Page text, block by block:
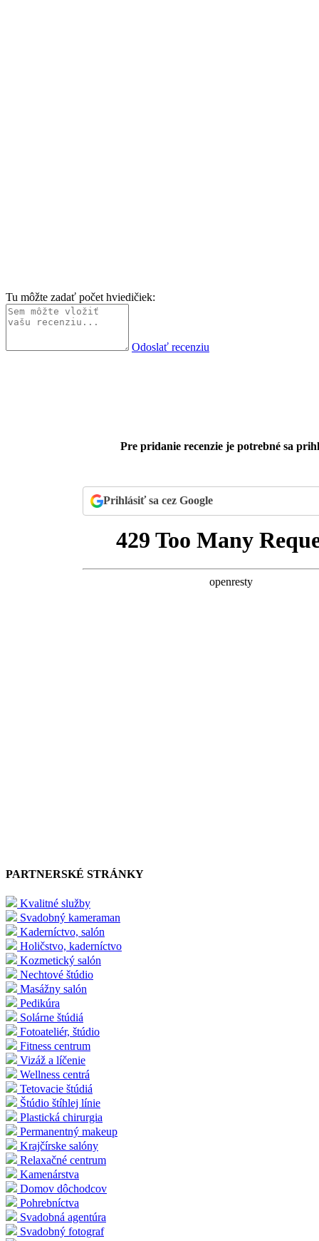
Tu môžte zadať počet hviedičiek:
Odoslať recenziu
Pre pridanie recenzie je potrebné sa
Prihlásiť sa cez Google
PARTNERSKÉ STRÁNKY
Kvalitné služby
Svadobný kameraman
Kaderníctvo, salón
Holičstvo, kaderníctvo
Kozmetický salón
Nechtové štúdio
Masážny salón
Pedikúra
Solárne štúdiá
Fotoateliér, štúdio
Fitness centrum
Vizáž a líčenie
Wellness centrá
Tetovacie štúdiá
Štúdio štíhlej línie
Plastická chirurgia
Permanentný makeup
Krajčírske salóny
Relaxačné centrum
Kamenárstva
Domov dôchodcov
Pohrebníctva
Svadobná agentúra
Svadobný fotograf